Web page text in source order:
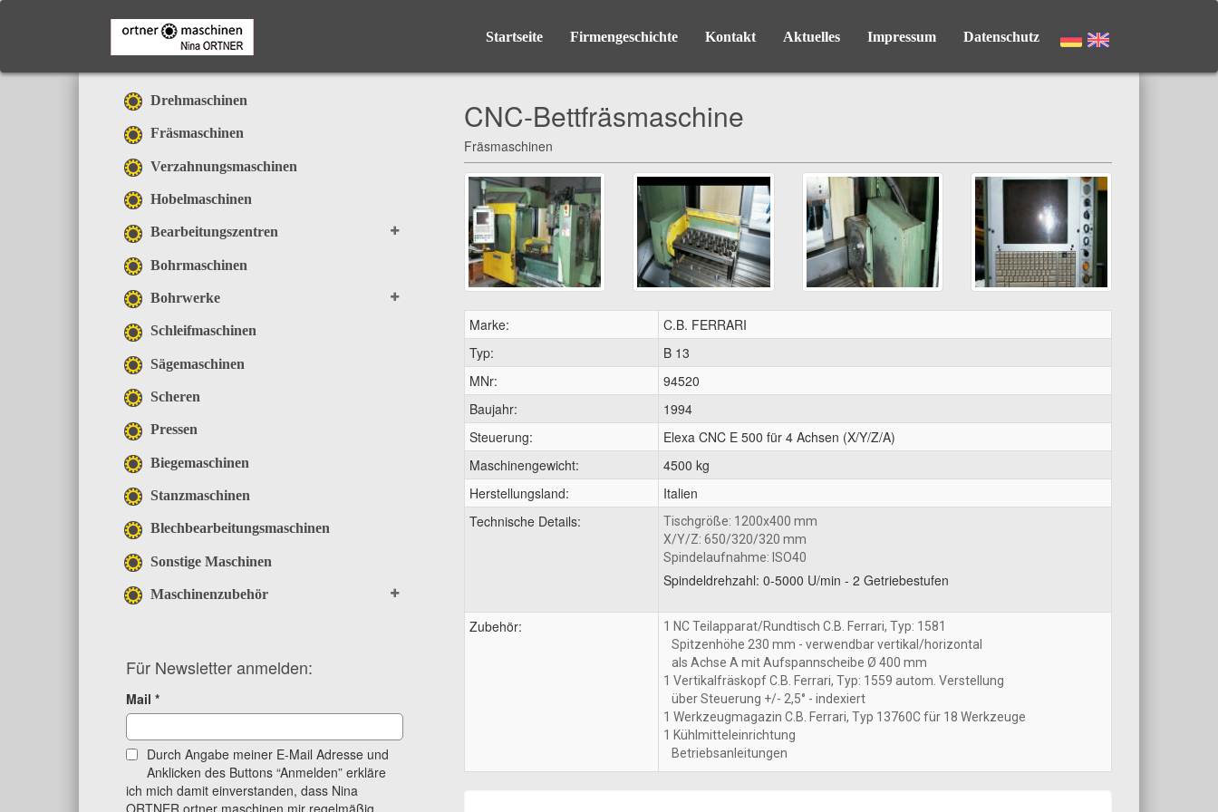
Skip
Startseite Firmengeschichte Kontakt Aktuelles Impressum Datenschutz
Drehmaschinen
Fräsmaschinen
Verzahnungsmaschinen
Hobelmaschinen
Bearbeitungszentren
Bohrmaschinen
Bohrwerke
Schleifmaschinen
Sägemaschinen
Scheren
Pressen
Biegemaschinen
Stanzmaschinen
Blechbearbeitungsmaschinen
Sonstige Maschinen
Maschinenzubehör
Für Newsletter anmelden:
Mail *
Durch Angabe meiner E-Mail Adresse und
Anklicken des Buttons “Anmelden” erkläre
ich mich damit einverstanden, dass Nina
CNC-Bettfräsmaschine
Fräsmaschinen
Marke:
C.B. FERRARI
Typ:
B 13
MNr:
94520
Baujahr:
1994
Steuerung:
Elexa CNC E 500 für 4 Achsen (X/Y/Z/A)
Maschinengewicht:
4500 kg
Herstellungsland:
Italien
Technische Details:
Tischgröße: 1200x400 mm
X/Y/Z: 650/320/320 mm
Spindelaufnahme: ISO40
Spindeldrehzahl: 0-5000 U/min - 2 Getriebestufen
Zubehör:
1 NC Teilapparat/Rundtisch C.B. Ferrari, Typ: 1581
Spitzenhöhe 230 mm - verwendbar vertikal/horizontal
als Achse A mit Aufspannscheibe Ø 400 mm
1 Vertikalfräskopf C.B. Ferrari, Typ: 1559 autom. Verstellung
über Steuerung +/- 2,5° - indexiert
1 Werkzeugmagazin C.B. Ferrari, Typ 13760C für 18 Werkzeuge
1 Kühlmitteleinrichtung
Betriebsanleitungen